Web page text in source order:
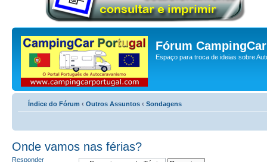
Fórum
Espaço para troca de ideias sobre
Índice do Fórum ‹ Outros Assuntos ‹ Sondagens
Onde vamos nas férias?
Responder